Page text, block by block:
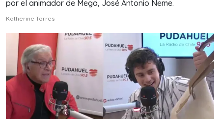
por el animador de Mega, José Antonio Neme.
Katherine Torres